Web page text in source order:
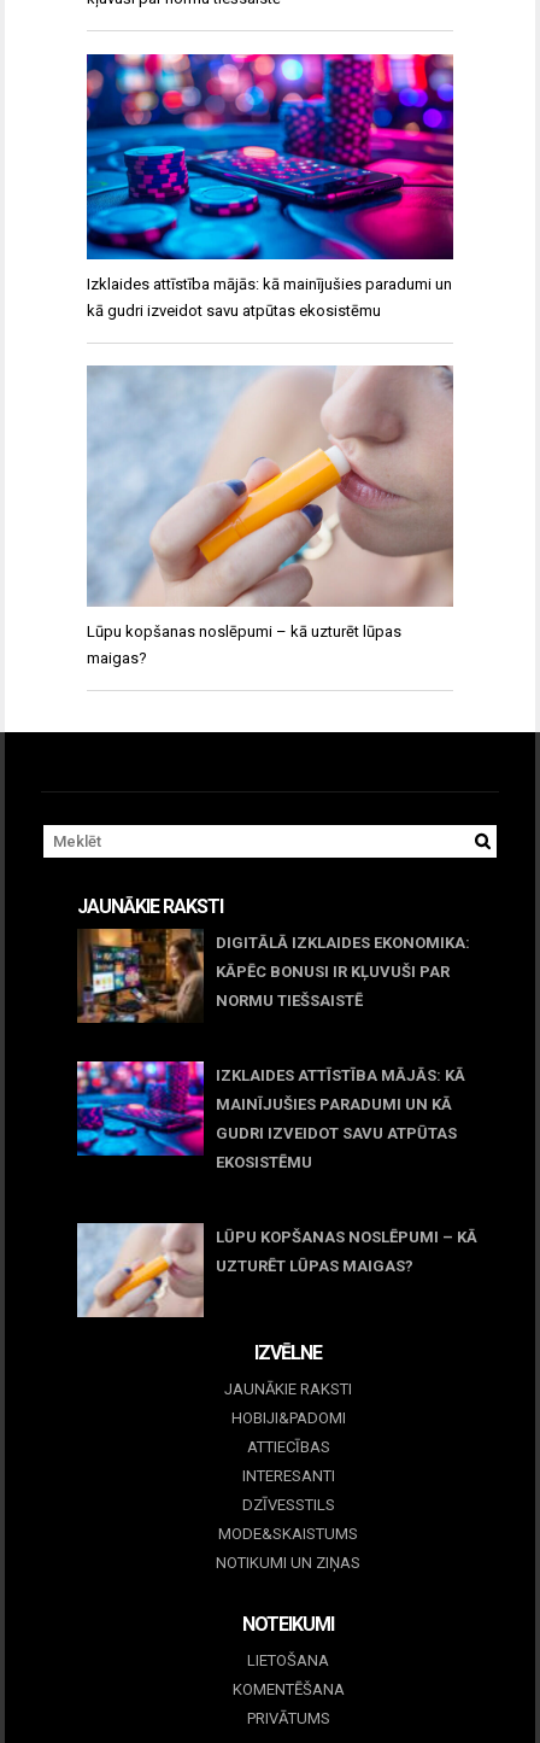
Izklaides attīstība mājās: kā mainījušies paradumi un
kā gudri izveidot savu atpūtas ekosistēmu
Lūpu kopšanas noslēpumi – kā uzturēt lūpas
maigas?
JAUNĀKIE RAKSTI
DIGITĀLĀ IZKLAIDES EKONOMIKA:
KĀPĒC BONUSI IR KĻUVUŠI PAR
NORMU TIEŠSAISTĒ
IZKLAIDES ATTĪSTĪBA MĀJĀS: KĀ
MAINĪJUŠIES PARADUMI UN KĀ
GUDRI IZVEIDOT SAVU ATPŪTAS
EKOSISTĒMU
LŪPU KOPŠANAS NOSLĒPUMI – KĀ
UZTURĒT LŪPAS MAIGAS?
IZVĒLNE
JAUNĀKIE RAKSTI
HOBIJI&PADOMI
ATTIECĪBAS
INTERESANTI
DZĪVESSTILS
MODE&SKAISTUMS
NOTIKUMI UN ZIŅAS
NOTEIKUMI
LIETOŠANA
KOMENTĒŠANA
PRIVĀTUMS